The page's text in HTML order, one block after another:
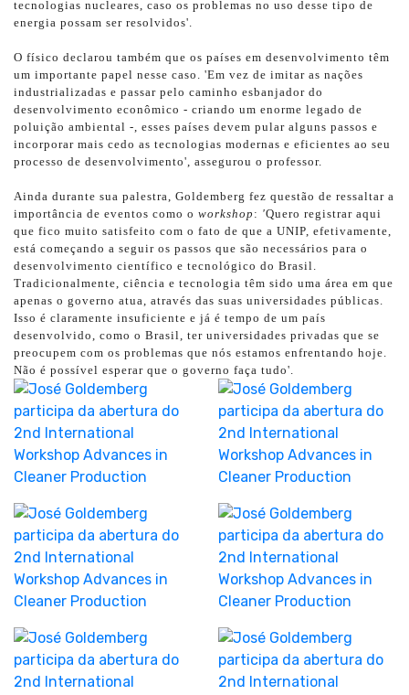
tecnologias nucleares, caso os problemas no uso desse tipo de
energia possam ser resolvidos'.
O físico declarou também que os países em desenvolvimento têm
um importante papel nesse caso. 'Em vez de imitar as nações
industrializadas e passar pelo caminho esbanjador do
desenvolvimento econômico - criando um enorme legado de
poluição ambiental -, esses países devem pular alguns passos e
incorporar mais cedo as tecnologias modernas e eficientes ao seu
processo de desenvolvimento', assegurou o professor.
Ainda durante sua palestra, Goldemberg fez questão de ressaltar a
importância de eventos como o workshop : 'Quero registrar aqui
que fico muito satisfeito com o fato de que a UNIP, efetivamente,
está começando a seguir os passos que são necessários para o
desenvolvimento científico e tecnológico do Brasil.
Tradicionalmente, ciência e tecnologia têm sido uma área em que
apenas o governo atua, através das suas universidades públicas.
Isso é claramente insuficiente e já é tempo de um país
desenvolvido, como o Brasil, ter universidades privadas que se
preocupem com os problemas que nós estamos enfrentando hoje.
Não é possível esperar que o governo faça tudo'.